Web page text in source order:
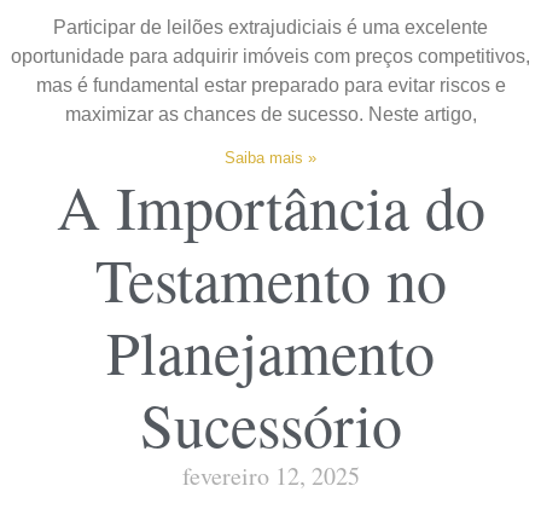
Participar de leilões extrajudiciais é uma excelente
oportunidade para adquirir imóveis com preços competitivos,
mas é fundamental estar preparado para evitar riscos e
maximizar as chances de sucesso. Neste artigo,
Saiba mais »
A Importância do
Testamento no
Planejamento
Sucessório
fevereiro 12, 2025